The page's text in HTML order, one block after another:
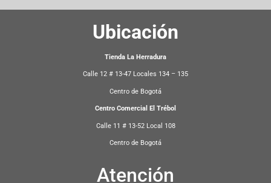
Ubicación
Tienda La Herradura
Calle 12 # 13-47 Locales 134 – 135
Centro de Bogotá
Centro Comercial El Trébol
Calle 11 # 13-52 Local 108
Centro de Bogotá
Atención